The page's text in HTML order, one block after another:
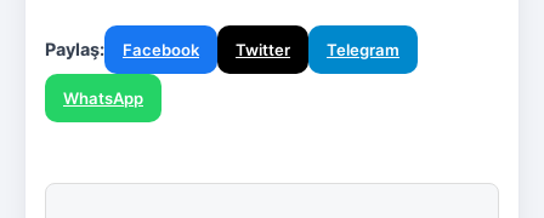
Paylaş: Facebook Twitter Telegram
WhatsApp